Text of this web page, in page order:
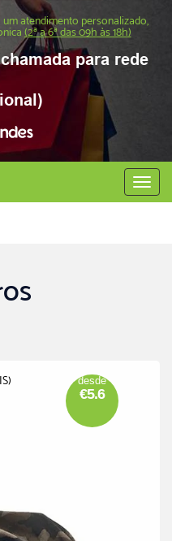
atendimento personalizado,
(2ª a 6ª das 09h às 18h)
para rede
Abrir
menu
desde
€5.6